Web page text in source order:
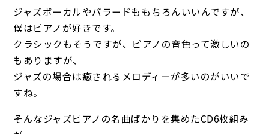
ジャズボーカルやバラードももちろんいいんですが、
僕はピアノが好きです。
クラシックもそうですが、ピアノの音色って激しいの
もありますが、
ジャズの場合は癒されるメロディーが多いのがいいで
すね。
そんなジャズピアノの名曲ばかりを集めたCD6枚組み